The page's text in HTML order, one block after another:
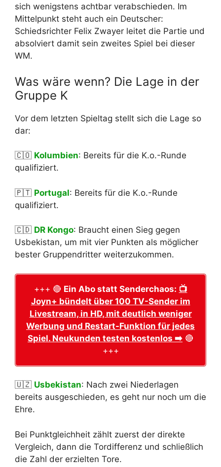
sich wenigstens achtbar verabschieden. Im
Mittelpunkt steht auch ein Deutscher:
Schiedsrichter Felix Zwayer leitet die Partie und
absolviert damit sein zweites Spiel bei dieser
WM.
Was wäre wenn? Die Lage in der
Gruppe K
Vor dem letzten Spieltag stellt sich die Lage so
dar:
🇨🇴 Kolumbien: Bereits für die K.o.-Runde
qualifiziert.
🇵🇹 Portugal: Bereits für die K.o.-Runde
qualifiziert.
🇨🇩 DR Kongo: Braucht einen Sieg gegen
Usbekistan, um mit vier Punkten als möglicher
bester Gruppendritter weiterzukommen.
+++ 🔴 Ein Abo statt Senderchaos: 📺
Joyn+ bündelt über 100 TV-Sender im
Livestream, in HD, mit deutlich weniger
Werbung und Restart-Funktion für jedes
Spiel. Neukunden testen kostenlos ➡️ 🔴
+++
🇺🇿 Usbekistan: Nach zwei Niederlagen
bereits ausgeschieden, es geht nur noch um die
Ehre.
Bei Punktgleichheit zählt zuerst der direkte
Vergleich, dann die Tordifferenz und schließlich
die Zahl der erzielten Tore.